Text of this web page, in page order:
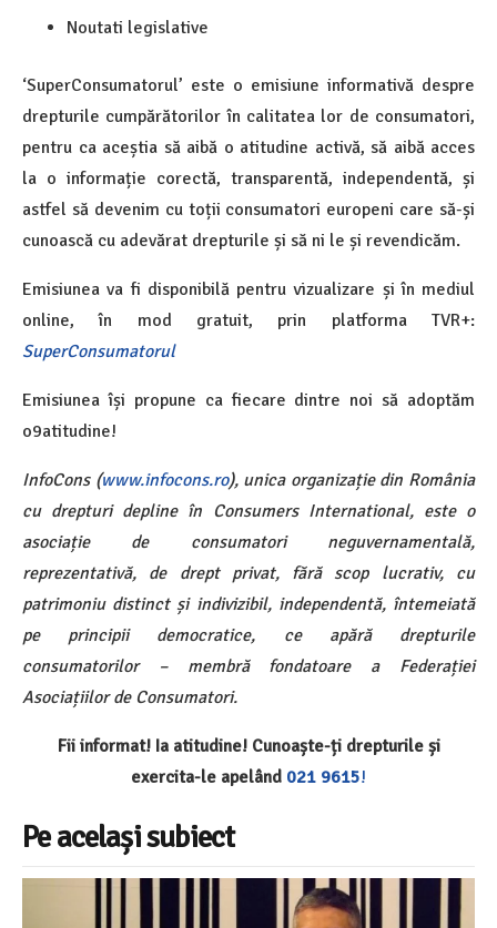
Noutati legislative
‘SuperConsumatorul’ este o emisiune informativă despre
drepturile cumpărătorilor în calitatea lor de consumatori,
pentru ca aceștia să aibă o atitudine activă, să aibă acces
la o informație corectă, transparentă, independentă, și
astfel să devenim cu toții consumatori europeni care să-și
cunoască cu adevărat drepturile și să ni le și revendicăm.
Emisiunea va fi disponibilă pentru vizualizare și în mediul
online, în mod gratuit, prin platforma TVR+:
SuperConsumatorul
Emisiunea își propune ca fiecare dintre noi să adoptăm
o9atitudine!
InfoCons (www.infocons.ro), unica organizație din România
cu drepturi depline în Consumers International, este o
asociație de consumatori neguvernamentală,
reprezentativă, de drept privat, fără scop lucrativ, cu
patrimoniu distinct și indivizibil, independentă, întemeiată
pe principii democratice, ce apără drepturile
consumatorilor – membră fondatoare a Federației
Asociațiilor de Consumatori.
Fii informat! Ia atitudine! Cunoaște-ți drepturile și
exercita-le apelând 021 9615!
Pe același subiect